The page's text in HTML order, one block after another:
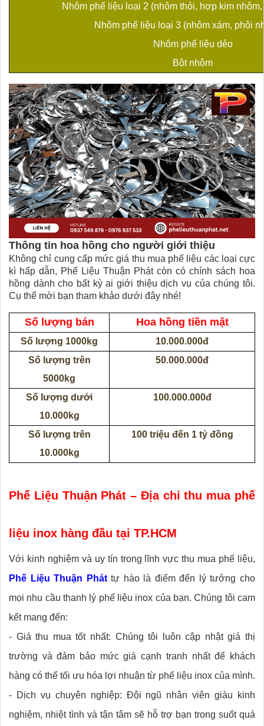
Nhôm phế liệu loại 2 (nhôm thỏi, hợp kim
Nhôm phế liệu loại 3 (nhôm xám, phôi
Nhôm phế liệu dẻo
Bột nhôm
Thông tin hoa hồng cho người giới thiệu
Không chỉ cung cấp mức giá thu mua phế liệu các loại cực
kì hấp dẫn, Phế Liệu Thuận Phát còn có chính sách hoa
hồng dành cho bất kỳ ai giới thiệu dịch vụ của chúng tôi.
Cụ thể mời bạn tham khảo dưới đây nhé!
Số lượng bán Hoa hồng tiền mặt
Số lượng 1000kg
10.000.000đ
Số lượng trên
5000kg
50.000.000đ
Số lượng dưới
10.000kg
100.000.000đ
Số lượng trên
10.000kg
100 triệu đến 1 tỷ đồng
Phế Liệu Thuận Phát – Địa chỉ thu mua phế
liệu inox hàng đầu tại TP.HCM
Với kinh nghiệm và uy tín trong lĩnh vực thu mua phế liệu,
Phế Liệu Thuận Pháttự hào là điểm đến lý tưởng cho
mọi nhu cầu thanh lý phế liệu inox của bạn. Chúng tôi cam
kết mang đến:
- Giá thu mua tốt nhất: Chúng tôi luôn cập nhật giá thị
trường và đảm bảo mức giá cạnh tranh nhất để khách
hàng có thể tối ưu hóa lợi nhuận từ phế liệu inox của mình.
- Dịch vụ chuyên nghiệp: Đội ngũ nhân viên giàu kinh
nghiệm, nhiệt tình và tận tâm sẽ hỗ trợ bạn trong suốt quá